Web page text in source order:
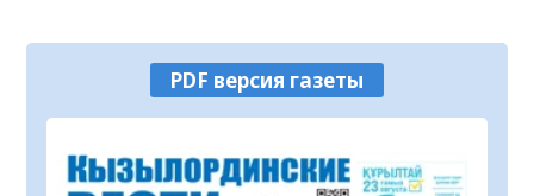
08.08.2026 21 0
У граждан высокие ожидания от
выборов в Курултай – опрос
07.08.2026
PDF версия газеты